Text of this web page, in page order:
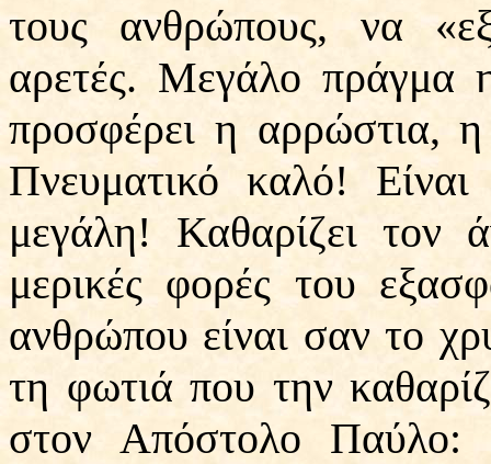
τους ανθρώπους, να
αρετές. Μεγάλο πράγμα
προσφέρει η αρρώστια,
Πνευματικό καλό!
μεγάλη! Καθαρίζει τον
μερικές φορές του
ανθρώπου είναι σαν το
τη φωτιά που την
στον Απόστολο Παύλο: